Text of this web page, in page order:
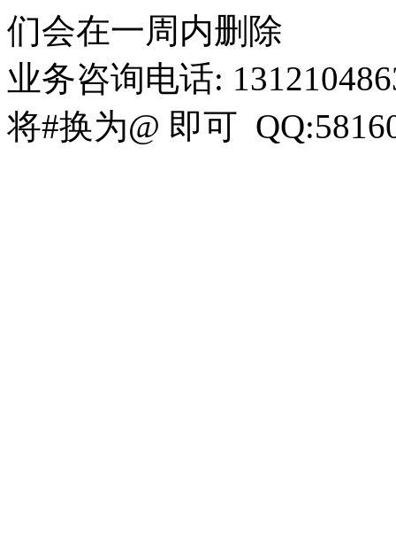
们会在一周内删除
业务咨询电话:
将#换为@ 即可